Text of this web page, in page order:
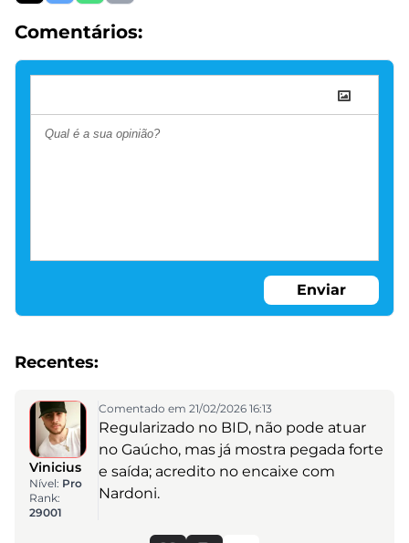
Comentários:
Enviar
Recentes:
Vinicius
Nível: Pro
Rank:
29001
Comentado em 21/02/2026 16:13
Regularizado no BID, não pode atuar
no Gaúcho, mas já mostra pegada forte
e saída; acredito no encaixe com
Nardoni.